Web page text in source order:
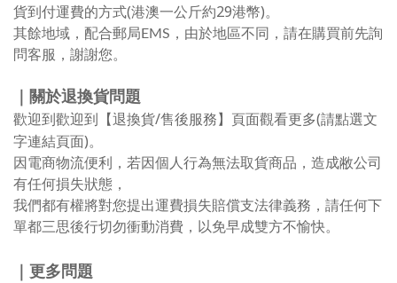
貨到付運費的方式(港澳一公斤約29港幣)。
其餘地域，配合郵局EMS，由於地區不同，請在購買前先詢
問客服，謝謝您。
｜關於退換貨問題
歡迎到 歡迎到【退換貨/售後服務】 頁面觀看更多(請點選文
字連結頁面)。
因電商物流便利，若因個人行為無法取貨商品，造成敝公司
有任何損失狀態，
我們都有權將對您提出運費損失賠償支法律義務 ，請任何下
單都三思後行切勿衝動消費，以免早成雙方不愉快。
｜更多問題